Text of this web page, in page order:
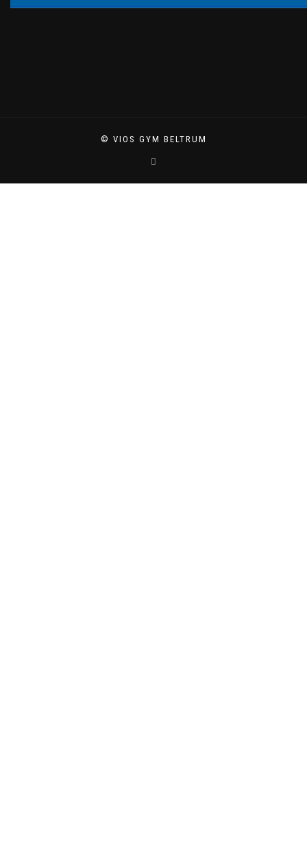
© VIOS GYM BELTRUM